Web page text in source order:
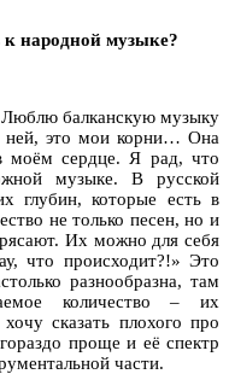
к народной музыке?
балканскую музыку
ней, это мои корни… Она
моём сердце. Я рад, что
музыке. В русской
глубин, которые есть в
не только песен, но и
Их можно для себя
что происходит?!» Это
разнообразна, там
количество – их
сказать плохого про
проще и её спектр
части.